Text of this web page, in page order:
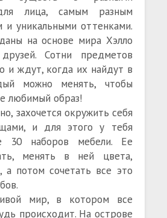
лица, самым разным
и уникальными оттенками.
на основе мира Хэлло
Сотни предметов
и ждут, когда их найдут в
можно менять, чтобы
любимый образ!
захочется окружить себя
и для этого у тебя
30 наборов мебели. Ее
менять в ней цвета,
а потом сочетать все это
мир, в котором все
происходит. На острове